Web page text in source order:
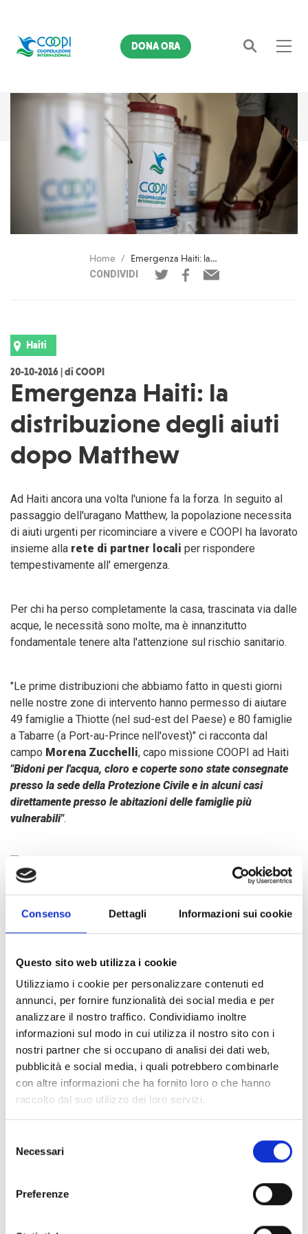
Consenso Dettagli Informazioni sui cookie
Questo sito web utilizza i cookie
Utilizziamo i cookie per personalizzare contenuti ed
annunci, per fornire funzionalità dei social media e per
analizzare il nostro traffico. Condividiamo inoltre
informazioni sul modo in cui utilizza il nostro sito con i
nostri partner che si occupano di analisi dei dati web,
pubblicità e social media, i quali potrebbero combinarle
con altre informazioni che ha fornito loro o che hanno
raccolto dal suo utilizzo dei loro servizi.
delNecessari
Preferenze
Cerca
DONA ORA
Home
Emergenza Haiti: la distribuzione degli aiuti dopo Matthew
CONDIVIDI
Haiti
20-10-2016 | di COOPI
Emergenza Haiti: la
distribuzione degli aiuti
dopo Matthew
Ad Haiti ancora una volta l'unione fa la forza. In seguito al
passaggio dell'uragano Matthew, la popolazione necessita
di aiuti urgenti per ricominciare a vivere e COOPI ha lavorato
insieme alla rete di partner locali per rispondere
tempestivamente all' emergenza.
Per chi ha perso completamente la casa, trascinata via dalle
acque, le necessità sono molte, ma è innanzitutto
fondamentale tenere alta l'attenzione sul rischio sanitario.
"Le prime distribuzioni che abbiamo fatto in questi giorni
nelle nostre zone di intervento hanno permesso di aiutare
49 famiglie a Thiotte (nel sud-est del Paese) e 80 famiglie
a Tabarre (a Port-au-Prince nell'ovest)" ci racconta dal
campo Morena Zucchelli, capo missione COOPI ad Haiti
"Bidoni per l'acqua, cloro e coperte sono state consegnate
presso la sede della Protezione Civile e in alcuni casi
direttamente presso le abitazioni delle famiglie più
vulnerabili".
La collaborazione con la rete di intervento locale si è
rivelata indispensabile in queste zone, dove COOPI lavora
riduzione rischi disastri, finanziati da
degli Stati Uniti per l'Assistenza ai Disastri nei Paesi
esteri).
Rimane fondamentale l'intervento immediato per fornire
acqua pulita,kit con disinfettanti e prodotti per l'igiene.
COOPI ha lanciato unappelloper fronteggiare l'emergenza
arginare il rischio colera : con 70 euro si può acquistare
un depuratore per l'acqua potabile, fondamentale in zone
contaminate dai rifiuti
Leggi l'appello e scopri come contribuire